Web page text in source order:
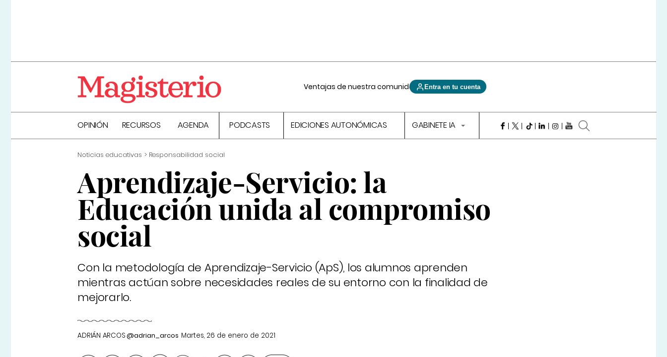
Ventajas de nuestra comunidad Entra en tu cuenta
OPINIÓN RECURSOS AGENDA PODCASTS EDICIONES AUTONÓMICAS GABINETE IA
Noticias educativas Responsabilidad social
Aprendizaje-Servicio: la
Educación unida al compromiso
social
Con la metodología de Aprendizaje-Servicio (ApS), los alumnos aprenden
mientras actúan sobre necesidades reales de su entorno con la finalidad de
mejorarlo.
ADRIÁN ARCOS@adrian_arcos Martes, 26 de enero de 2021